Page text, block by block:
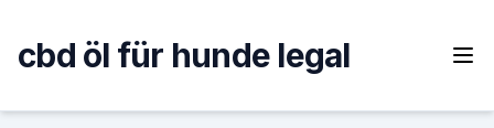
content
cbd öl für hunde legal